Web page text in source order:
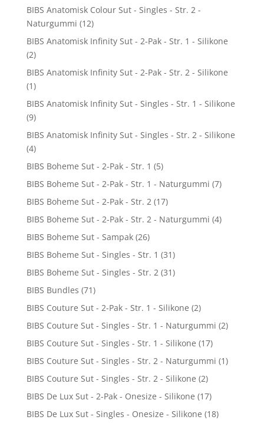
BIBS Anatomisk Colour Sut - Singles - Str. 2 -
Naturgummi (12)
BIBS Anatomisk Infinity Sut - 2-Pak - Str. 1 - Silikone
(2)
BIBS Anatomisk Infinity Sut - 2-Pak - Str. 2 - Silikone
(1)
BIBS Anatomisk Infinity Sut - Singles - Str. 1 - Silikone
(9)
BIBS Anatomisk Infinity Sut - Singles - Str. 2 - Silikone
(4)
BIBS Boheme Sut - 2-Pak - Str. 1 (5)
BIBS Boheme Sut - 2-Pak - Str. 1 - Naturgummi (7)
BIBS Boheme Sut - 2-Pak - Str. 2 (17)
BIBS Boheme Sut - 2-Pak - Str. 2 - Naturgummi (4)
BIBS Boheme Sut - Sampak (26)
BIBS Boheme Sut - Singles - Str. 1 (31)
BIBS Boheme Sut - Singles - Str. 2 (31)
BIBS Bundles (71)
BIBS Couture Sut - 2-Pak - Str. 1 - Silikone (2)
BIBS Couture Sut - Singles - Str. 1 - Naturgummi (2)
BIBS Couture Sut - Singles - Str. 1 - Silikone (17)
BIBS Couture Sut - Singles - Str. 2 - Naturgummi (1)
BIBS Couture Sut - Singles - Str. 2 - Silikone (2)
BIBS De Lux Sut - 2-Pak - Onesize - Silikone (17)
BIBS De Lux Sut - Singles - Onesize - Silikone (18)